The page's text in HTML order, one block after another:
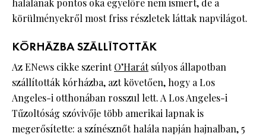
halálának pontos oka egyelőre nem ismert, de a
körülményekről most friss részletek láttak napvilágot.
KÓRHÁZBA SZÁLLÍTOTTÁK
Az ENews cikke szerintO’Harátsúlyos állapotban
szállították kórházba, azt követően, hogy a Los
Angeles-i otthonában rosszul lett. A Los Angeles-i
Tűzoltóság szóvivője több amerikai lapnak is
megerősítette: a színésznőt halála napján hajnalban, 5